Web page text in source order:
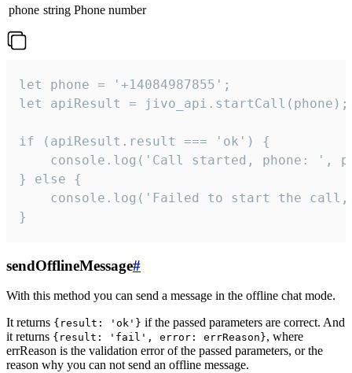
phone string Phone number
let phone = '+14084987855';
let apiResult = jivo_api.startCall(phone);
if (apiResult.result === 'ok') {
console.log('Call started, phone: ',
} else {
console.log('Failed to start the
}
sendOfflineMessage#
With this method you can send a message in the offline chat mode.
It returns {result: 'ok'} if the passed parameters are correct. And
it returns {result: 'fail', error: errReason}, where
errReason is the validation error of the passed parameters, or the
reason why you can not send an offline message.